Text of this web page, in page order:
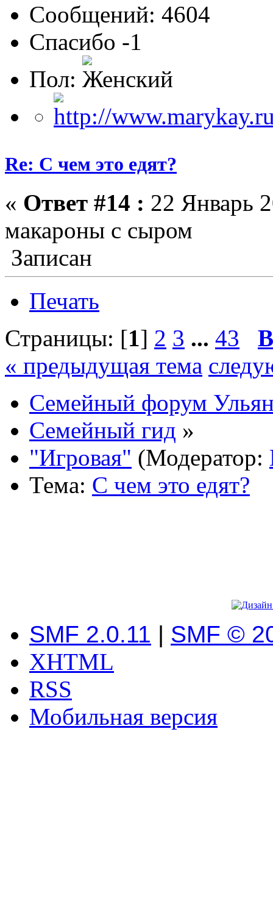
Сообщений: 4604
Спасибо -1
Пол:
Re: С чем это едят?
« Ответ #14 : 22 Январь
макароны с сыром
Записан
Печать
Страницы: [1] 2 3 ... 43
« предыдущая тема
Семейный форум
Семейный гид »
"Игровая" (Модератор:
Тема: С чем это едят?
SMF 2.0.11 | SMF ©
XHTML
RSS
Мобильная версия